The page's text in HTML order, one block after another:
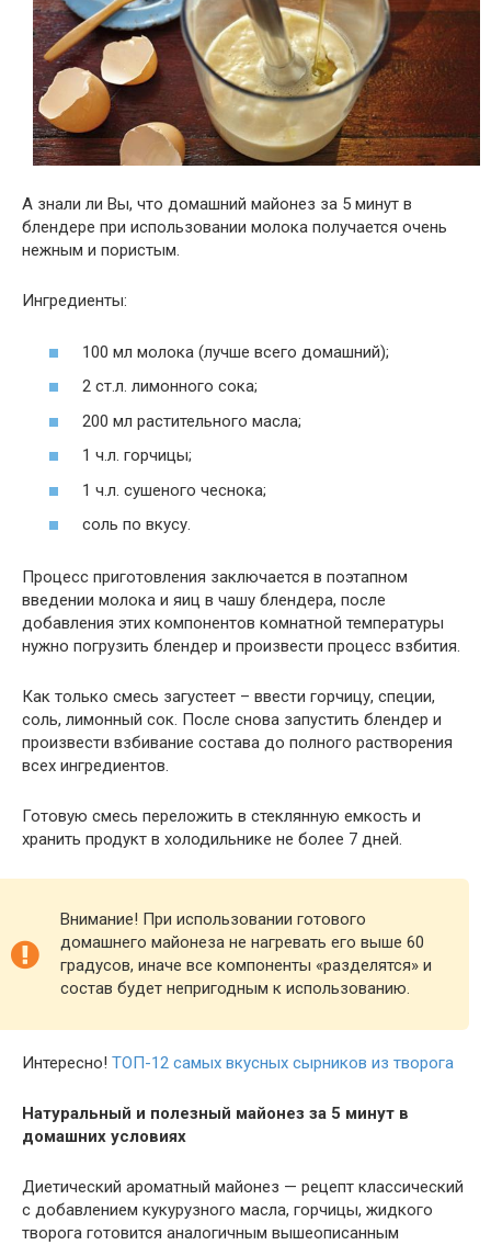
А знали ли Вы, что домашний майонез за 5 минут в
блендере при использовании молока получается очень
нежным и пористым.
Ингредиенты:
100 мл молока (лучше всего домашний);
2 ст.л. лимонного сока;
200 мл растительного масла;
1 ч.л. горчицы;
1 ч.л. сушеного чеснока;
соль по вкусу.
Процесс приготовления заключается в поэтапном
введении молока и яиц в чашу блендера, после
добавления этих компонентов комнатной температуры
нужно погрузить блендер и произвести процесс взбития.
Как только смесь загустеет – ввести горчицу, специи,
соль, лимонный сок. После снова запустить блендер и
произвести взбивание состава до полного растворения
всех ингредиентов.
Готовую смесь переложить в стеклянную емкость и
хранить продукт в холодильнике не более 7 дней.
Внимание! При использовании готового
домашнего майонеза не нагревать его выше 60
градусов, иначе все компоненты «разделятся» и
состав будет непригодным к использованию.
Интересно! ТОП-12 самых вкусных сырников из творога
Натуральный и полезный майонез за 5 минут в
домашних условиях
Диетический ароматный майонез — рецепт классический
с добавлением кукурузного масла, горчицы, жидкого
творога готовится аналогичным вышеописанным